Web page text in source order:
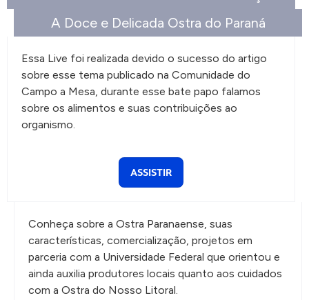
A Doce e Delicada Ostra do Paraná
Essa Live foi realizada devido o sucesso do artigo
sobre esse tema publicado na Comunidade do
Campo a Mesa, durante esse bate papo falamos
sobre os alimentos e suas contribuições ao
organismo.
ASSISTIR
Conheça sobre a Ostra Paranaense, suas
características, comercialização, projetos em
parceria com a Universidade Federal que orientou e
ainda auxilia produtores locais quanto aos cuidados
com a Ostra do Nosso Litoral.